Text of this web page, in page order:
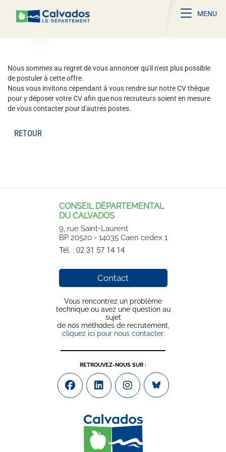
Toggle
MENU
Nous sommes au regret de vous annoncer qu'il n'est plus possible
de postuler à cette offre.
Nous vous invitons cependant à vous rendre sur notre CV thèque
pour y déposer votre CV afin que nos recruteurs soient en mesure
de vous contacter pour d'autres postes.
RETOUR
CONSEIL DÉPARTEMENTAL
DU CALVADOS
9, rue Saint-Laurent
BP 20520 - 14035 Caen cedex 1
Tél. : 02 31 57 14 14
Contact
Vous rencontrez un problème
technique ou avez une question au
sujet
de nos méthodes de recrutement,
cliquez ici pour nous contacter.
RETROUVEZ-NOUS SUR :